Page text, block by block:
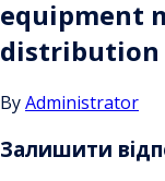
equipment
distribution
ByAdministrator
Залишити